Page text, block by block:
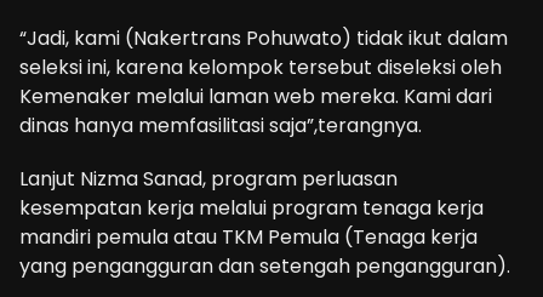
“Jadi, kami (Nakertrans Pohuwato) tidak ikut dalam
seleksi ini, karena kelompok tersebut diseleksi oleh
Kemenaker melalui laman web mereka. Kami dari
dinas hanya memfasilitasi saja”,terangnya.
Lanjut Nizma Sanad, program perluasan
kesempatan kerja melalui program tenaga kerja
mandiri pemula atau TKM Pemula (Tenaga kerja
yang pengangguran dan setengah pengangguran).